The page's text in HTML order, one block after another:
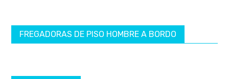
FREGADORAS DE PISO HOMBRE A BORDO